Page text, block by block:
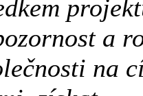
a
na